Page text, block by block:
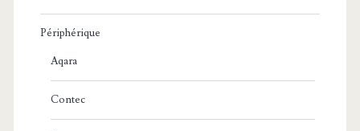
Périphérique
Aqara
Contec